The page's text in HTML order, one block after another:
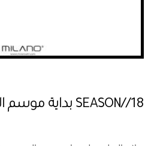
SEASON//18 بداية موسم العروض